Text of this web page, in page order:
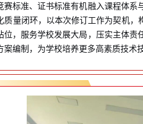
赛标准、证书标准有机融入课程体系
质量闭环，以本次修订工作为契机
位，服务学校发展大局，压实主体
案编制，为学校培养更多高素质技